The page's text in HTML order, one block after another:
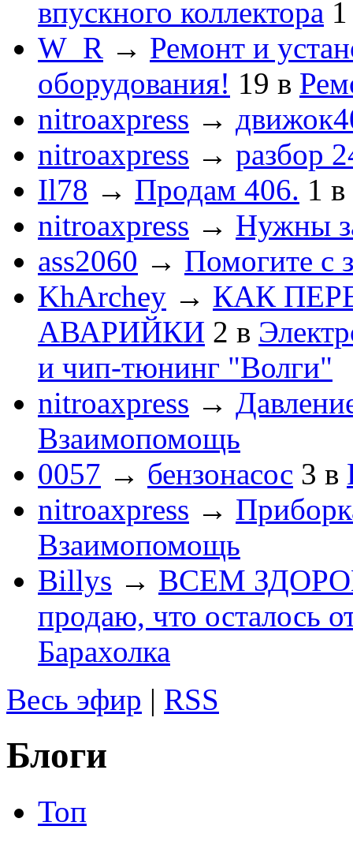
впускного коллектора 1
W_R → Ремонт и
оборудования! 19 в
nitroaxpress →
nitroaxpress → разбор
Il78 → Продам 406. 1 в
nitroaxpress → Нужны
ass2060 → Помогите с
KhArchey → КАК
АВАРИЙКИ 2 в
и чип-тюнинг "Волги"
nitroaxpress →
Взаимопомощь
0057 → бензонасос 3 в
nitroaxpress →
Взаимопомощь
Billys → ВСЕМ
продаю, что осталось
Барахолка
Весь эфир | RSS
Блоги
Топ